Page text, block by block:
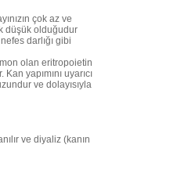
çok az ve
düşük olduğudur
darlığı gibi
olan eritropoietin
yapımını uyarıcı
ve dolayısıyla
ve diyaliz (kanın